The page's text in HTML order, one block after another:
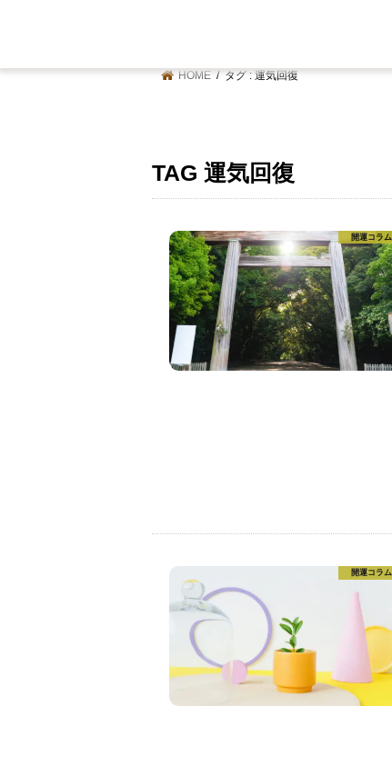
HOME タグ : 運気回復
TAG 運気回復
開運コラム
開運コラム